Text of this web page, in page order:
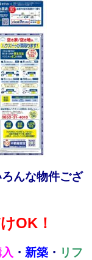
んな物件ござ
OK！
・ 新築 ・ リフ